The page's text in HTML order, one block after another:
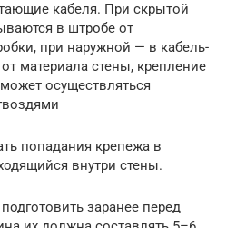
кабеля. При скрытой
в штробе от
при наружной — в кабель-
материала стены, крепление
осуществляться
попадания крепежа в
внутри стены.
заранее перед